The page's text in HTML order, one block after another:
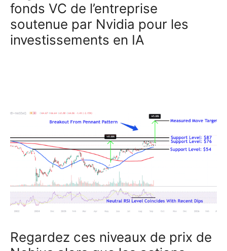
fonds VC de l’entreprise
soutenue par Nvidia pour les
investissements en IA
Regardez ces niveaux de prix de